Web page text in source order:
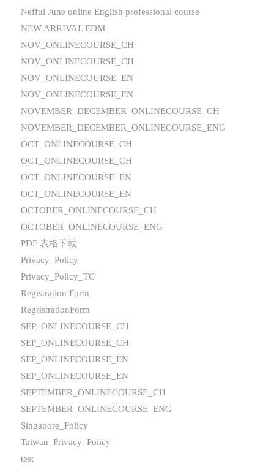
Nefful June online English professional course
NEW ARRIVAL EDM
NOV_ONLINECOURSE_CH
NOV_ONLINECOURSE_CH
NOV_ONLINECOURSE_EN
NOV_ONLINECOURSE_EN
NOVEMBER_DECEMBER_ONLINECOURSE_CH
NOVEMBER_DECEMBER_ONLINECOURSE_ENG
OCT_ONLINECOURSE_CH
OCT_ONLINECOURSE_CH
OCT_ONLINECOURSE_EN
OCT_ONLINECOURSE_EN
OCTOBER_ONLINECOURSE_CH
OCTOBER_ONLINECOURSE_ENG
PDF 表格下載
Privacy_Policy
Privacy_Policy_TC
Registration Form
RegristrationForm
SEP_ONLINECOURSE_CH
SEP_ONLINECOURSE_CH
SEP_ONLINECOURSE_EN
SEP_ONLINECOURSE_EN
SEPTEMBER_ONLINECOURSE_CH
SEPTEMBER_ONLINECOURSE_ENG
Singapore_Policy
Taiwan_Privacy_Policy
test